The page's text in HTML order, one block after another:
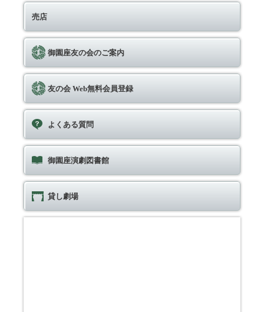
売店
御園座友の会のご案内
友の会 Web無料会員登録
よくある質問
御園座演劇図書館
貸し劇場